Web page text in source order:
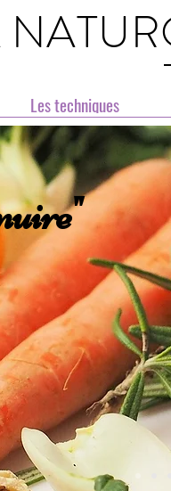
Les techniques